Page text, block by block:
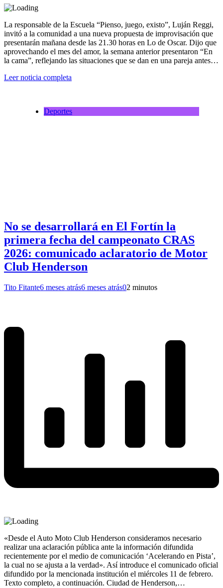
La responsable de la Escuela “Pienso, juego, existo”, Luján Reggi,
invitó a la comunidad a una nueva propuesta de improvisación que
presentarán mañana desde las 21.30 horas en Lo de Oscar. Dijo que
aprovechando el mes del amor, la semana anterior presentaron “En
la cama”, reflejando las situaciones que se dan en una pareja antes…
Leer noticia completa
Deportes
No se desarrollará en El Fortín la
primera fecha del campeonato CRAS
2026: comunicado aclaratorio de Motor
Club Henderson
Tito Fitante6 meses atrás6 meses atrás02 minutos
«Desde el Auto Moto Club Henderson consideramos necesario
realizar una aclaración pública ante la información difundida
recientemente por el medio de comunicación ‘Acelerando en Pista’,
la cual no se ajusta a la verdad». Así introduce el comunicado oficial
difundido por la mencionada institución el miércoles 11 de febrero.
Texto completo, a continuación. Ciudad de Henderson,…